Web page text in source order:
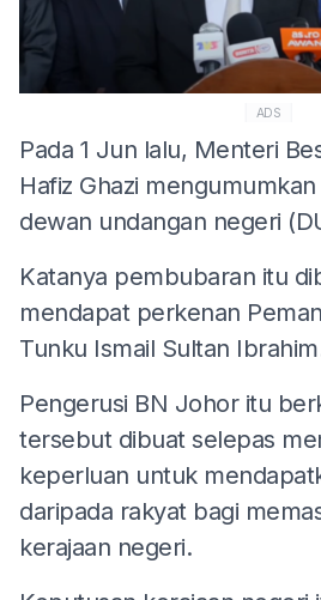
ADS
Pada 1 Jun lalu, Menteri
Hafiz Ghazi
dewan undangan negeri
Katanya pembubaran itu
mendapat perkenan
Tunku Ismail Sultan
Pengerusi BN Johor itu
tersebut dibuat selepas
keperluan untuk
daripada rakyat bagi
kerajaan negeri.